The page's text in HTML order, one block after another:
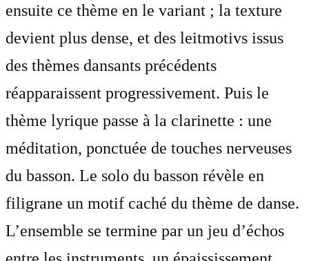
ensuite ce thème en le variant ; la texture
devient plus dense, et des leitmotivs issus
des thèmes dansants précédents
réapparaissent progressivement. Puis le
thème lyrique passe à la clarinette : une
méditation, ponctuée de touches nerveuses
du basson. Le solo du basson révèle en
filigrane un motif caché du thème de danse.
L’ensemble se termine par un jeu d’échos